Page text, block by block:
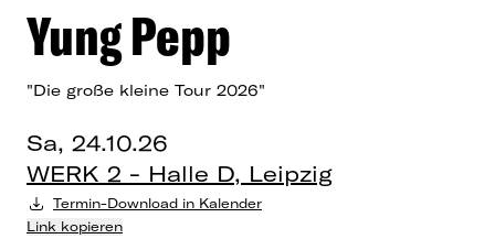
Yung Pepp
"Die große kleine Tour 2026"
Sa, 24.10.26
WERK 2 - Halle D, Leipzig
Termin-Download in Kalender
Link kopieren